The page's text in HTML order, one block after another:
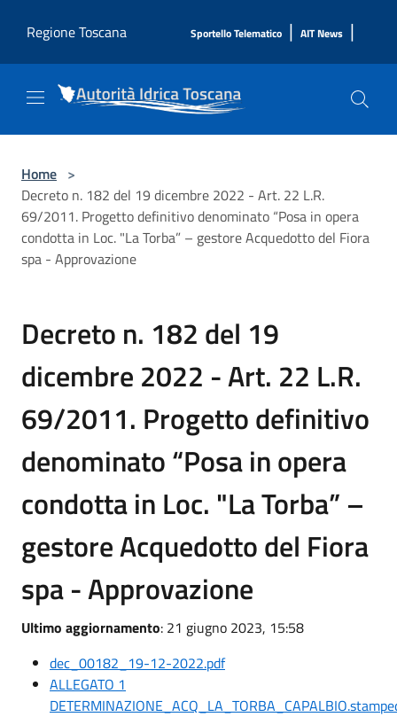
Regione Toscana
Sportello Telematico | AIT News |
Home >
Decreto n. 182 del 19 dicembre 2022 - Art. 22 L.R.
69/2011. Progetto definitivo denominato “Posa in opera
condotta in Loc. "La Torba” – gestore Acquedotto del Fiora
spa - Approvazione
Decreto n. 182 del 19
dicembre 2022 - Art. 22 L.R.
69/2011. Progetto definitivo
denominato “Posa in opera
condotta in Loc. "La Torba” –
gestore Acquedotto del Fiora
spa - Approvazione
Ultimo aggiornamento: 21 giugno 2023, 15:58
dec_00182_19-12-2022.pdf
ALLEGATO 1